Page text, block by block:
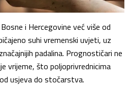
i Hercegovine već više od
suhi vremenski uvjeti, uz
padalina. Prognostičari ne
vrijeme, što poljoprivrednicima
usjeva do stočarstva.